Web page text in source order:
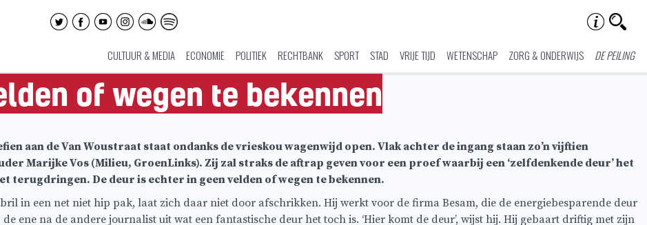
CULTUUR & MEDIA ECONOMIE POLITIEK RECHTBANK SPORT STAD VRIJE TIJD WETENSCHAP ZORG & ONDERWIJS DE PEILING
of wegen te bekennen
aan de Van Woustraat staat ondanks de vrieskou wagenwijd open. Vlak achter de ingang staan zo’n vijftien
Marijke Vos (Milieu, GroenLinks). Zij zal straks de aftrap geven voor een proef waarbij een ‘zelfdenkende deur’ het
terugdringen. De deur is echter in geen velden of wegen te bekennen.
in een net niet hip pak, laat zich daar niet door afschrikken. Hij werkt voor de firma Besam, die de energiebesparende deur
ene na de andere journalist uit wat een fantastische deur het toch is. ‘Hier komt de deur’, wijst hij. Hij gebaart driftig met zijn